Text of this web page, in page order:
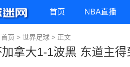
首页 NBA直播
首页 > 世界足球 > 正文
拿大1-1波黑 东道主